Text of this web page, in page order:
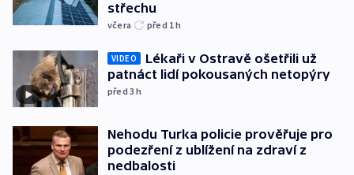
střechu
včera před 1h
VIDEO
Lékaři v Ostravě ošetřili už
patnáct lidí pokousaných netopýry
před 3h
Nehodu Turka policie prověřuje pro
podezření z ublížení na zdraví z
nedbalosti